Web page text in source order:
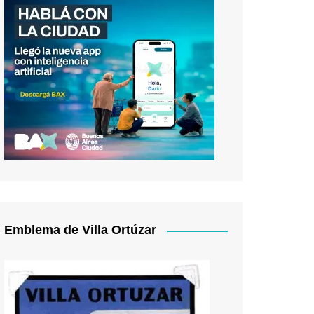
Emblema de Villa Ortúzar